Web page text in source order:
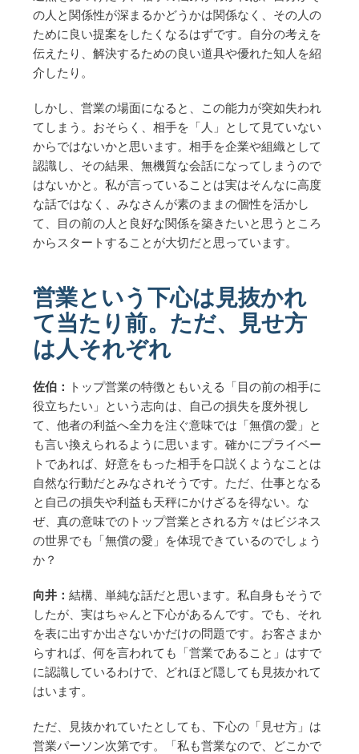
の人と関係性が深まるかどうかは関係なく、その人の
ために良い提案をしたくなるはずです。自分の考えを
伝えたり、解決するための良い道具や優れた知人を紹
介したり。
しかし、営業の場面になると、この能力が突如失われ
てしまう。おそらく、相手を「人」として見ていない
からではないかと思います。相手を企業や組織として
認識し、その結果、無機質な会話になってしまうので
はないかと。私が言っていることは実はそんなに高度
な話ではなく、みなさんが素のままの個性を活かし
て、目の前の人と良好な関係を築きたいと思うところ
からスタートすることが大切だと思っています。
営業という下心は見抜かれ
て当たり前。ただ、見せ方
は人それぞれ
佐伯： トップ営業の特徴ともいえる「目の前の相手に
役立ちたい」という志向は、自己の損失を度外視し
て、他者の利益へ全力を注ぐ意味では「無償の愛」と
も言い換えられるように思います。確かにプライベー
トであれば、好意をもった相手を口説くようなことは
自然な行動だとみなされそうです。ただ、仕事となる
と自己の損失や利益も天秤にかけざるを得ない。な
ぜ、真の意味でのトップ営業とされる方々はビジネス
の世界でも「無償の愛」を体現できているのでしょう
か？
向井： 結構、単純な話だと思います。私自身もそうで
したが、実はちゃんと下心があるんです。でも、それ
を表に出すか出さないかだけの問題です。お客さまか
らすれば、何を言われても「営業であること」はすで
に認識しているわけで、どれほど隠しても見抜かれて
はいます。
ただ、見抜かれていたとしても、下心の「見せ方」は
営業パーソン次第です。「私も営業なので、どこかで